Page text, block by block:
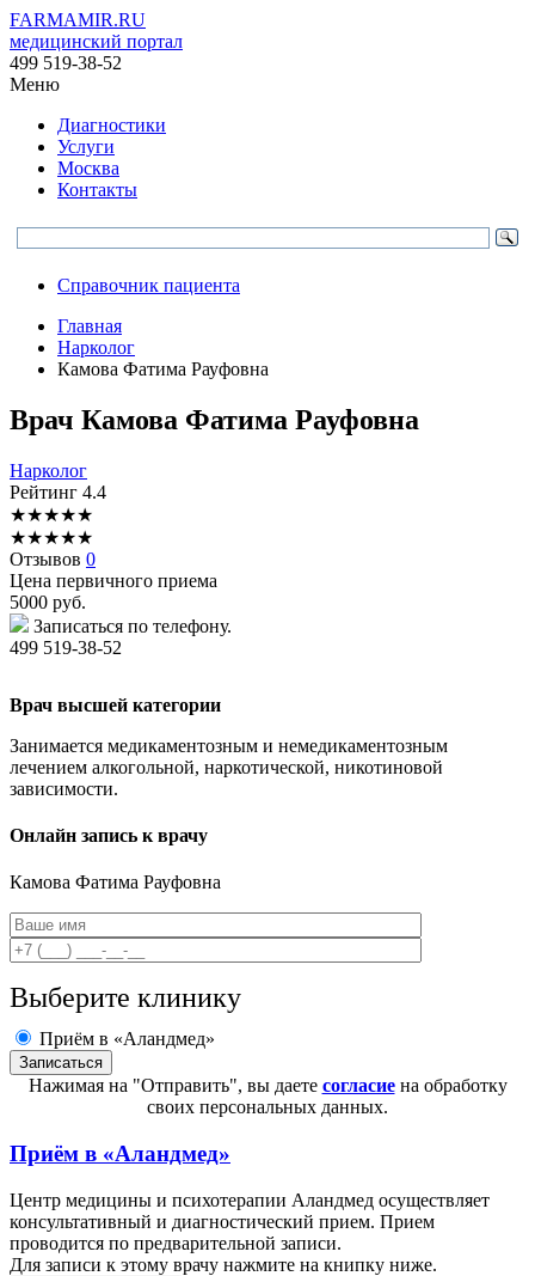
FARMAMIR.RU
медицинский портал
499 519-38-52
Меню
Диагностики
Услуги
Москва
Контакты
Справочник пациента
Главная
Нарколог
Камова Фатима Рауфовна
Врач Камова Фатима Рауфовна
Нарколог
Рейтинг 4.4
★★★★★
★★★★★
Отзывов 0
Цена первичного приема
5000 руб.
Записаться по телефону.
499 519-38-52
Врач высшей категории
Занимается медикаментозным и немедикаментозным
лечением алкогольной, наркотической, никотиновой
зависимости.
Онлайн запись к врачу
Камова Фатима Рауфовна
Выберите клинику
Приём в «Аландмед»
Нажимая на "Отправить", вы даете согласиена обработку
своих персональных данных.
Приём в «Аландмед»
Центр медицины и психотерапии Аландмед осуществляет
консультативный и диагностический прием. Прием
проводится по предварительной записи.
Для записи к этому врачу нажмите на книпку ниже.